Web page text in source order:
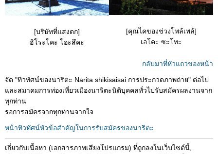
[บริษัทที่แสงตก]
ฮิโระโคะ โอะสึคะ
[คุณไคของช่วงโพล้เพล้]
เอโคะ ซะโทะ
กลับมาที่หัวแถวของหน้า
จัด "ทิวทัศน์ของนาริตะ Narita shikisaisai การประกวดภาพถ่าย" ต่อไป
และสมาคมการท่องเที่ยวเมืองนาริตะนิติบุคคลทั่วไปรับสมัครผลงานจาก
ทุกท่าน
รอการสมัครจากทุกท่านจากใจ
หน้าทิวทัศน์หัวข้อสำคัญในการรับสมัครของนาริตะ
เกี่ยวกับเนื้อหา (เอกสารภาพเสียงโปรแกรม) ที่ถูกลงในเว็บไซต์นี้,